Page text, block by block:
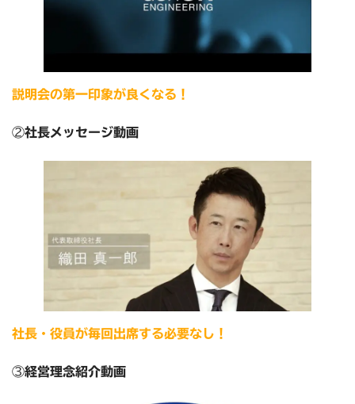
説明会の第一印象が良くなる！
②社長メッセージ動画
社長・役員が毎回出席する必要なし！
③経営理念紹介動画